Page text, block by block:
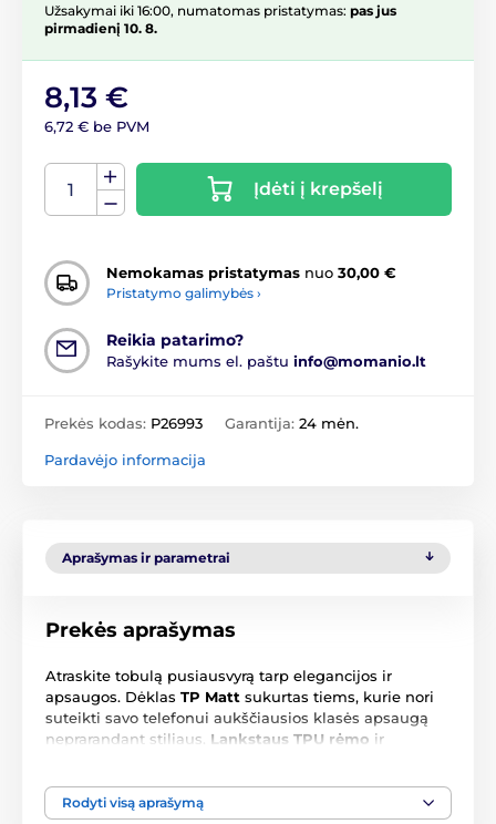
Užsakymai iki 16:00, numatomas pristatymas: pas jus
pirmadienį 10. 8.
8,13 €
6,72 € be PVM
Įdėti į krepšelį
Nemokamas pristatymas nuo 30,00 €
Pristatymo galimybės ›
Reikia patarimo?
Rašykite mums el. paštu info@momanio.lt
Prekės kodas: P26993 Garantija: 24 mėn.
Pardavėjo informacija
Aprašymas ir parametrai
Prekės aprašymas
Atraskite tobulą pusiausvyrą tarp elegancijos ir
apsaugos. Dėklas TP Matt sukurtas tiems, kurie nori
suteikti savo telefonui aukščiausios klasės apsaugą
neprarandant stiliaus. Lankstaus TPU rėmo ir
dizainas išsaugo originalų jūsų išmaniojo telefono
Rodyti visą aprašymą